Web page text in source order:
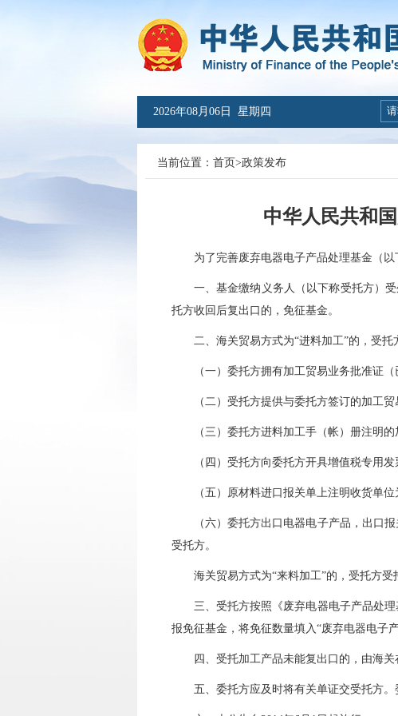
2026年08月06日 星期四
当前位置： 首页>政策发布
中华人民共和
为了完善废弃电器电子产品处理基金（以
一、基金缴纳义务人（以下称受托方）受
托方收回后复出口的，免征基金。
二、海关贸易方式为“进料加工”的，受托
（一）委托方拥有加工贸易业务批准证（
（二）受托方提供与委托方签订的加工贸
（三）委托方进料加工手（帐）册注明的
（四）受托方向委托方开具增值税专用发
（五）原材料进口报关单上注明收货单位
（六）委托方出口电器电子产品，出口报
受托方。
海关贸易方式为“来料加工”的，受托方受
三、受托方按照《废弃电器电子产品处理
报免征基金，将免征数量填入“废弃电器电子
四、受托加工产品未能复出口的，由海关
五、委托方应及时将有关单证交受托方。